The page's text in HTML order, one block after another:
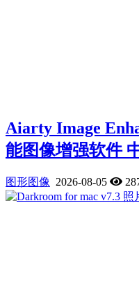
Aiarty Image
能图像增强软件
图形图像 2026-08-05